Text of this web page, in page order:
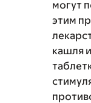
могут
этим
кашля